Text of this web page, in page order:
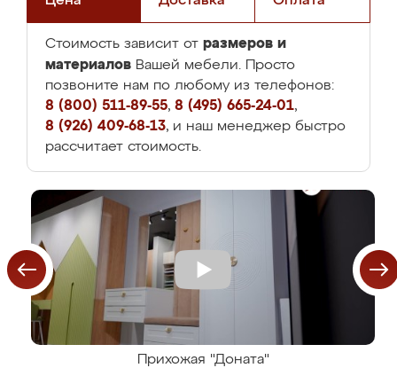
Стоимость зависит от размеров и
материалов Вашей мебели. Просто
позвоните нам по любому из телефонов:
8 (800) 511-89-55, 8 (495) 665-24-01,
8 (926) 409-68-13, и наш менеджер быстро
рассчитает стоимость.
Прихожая "Доната"